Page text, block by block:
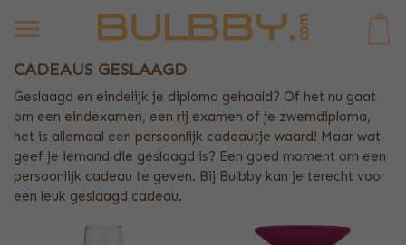
CADEAUS GESLAAGD
Geslaagd en eindelijk je diploma gehaald? Of het nu gaat
om een eindexamen, een rij examen of je zwemdiploma,
het is allemaal een persoonlijk cadeautje waard! Maar wat
geef je iemand die geslaagd is? Een goed moment om een
persoonlijk cadeau te geven. Bij Bulbby kan je terecht voor
een leuk geslaagd cadeau.